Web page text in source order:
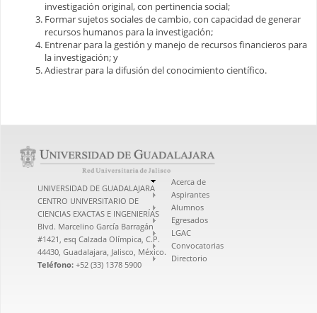
investigación original, con pertinencia social;
Formar sujetos sociales de cambio, con capacidad de generar
recursos humanos para la investigación;
Entrenar para la gestión y manejo de recursos financieros para
la investigación; y
Adiestrar para la difusión del conocimiento científico.
UNIVERSIDAD DE GUADALAJARA
CENTRO UNIVERSITARIO DE
CIENCIAS EXACTAS E INGENIERÍAS
Blvd. Marcelino García Barragán
#1421, esq Calzada Olímpica, C.P.
44430, Guadalajara, Jalisco, México.
Teléfono: +52 (33) 1378 5900
Acerca de
Aspirantes
Alumnos
Egresados
LGAC
Convocatorias
Directorio